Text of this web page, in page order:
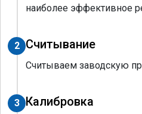
наиболее эффективное
2 Считывание
Считываем заводскую
3 Калибровка